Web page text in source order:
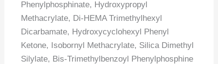
Phenylphosphinate, Hydroxypropyl
Methacrylate, Di-HEMA Trimethylhexyl
Dicarbamate, Hydroxycyclohexyl Phenyl
Ketone, Isobornyl Methacrylate, Silica Dimethyl
Silylate, Bis-Trimethylbenzoyl Phenylphosphine